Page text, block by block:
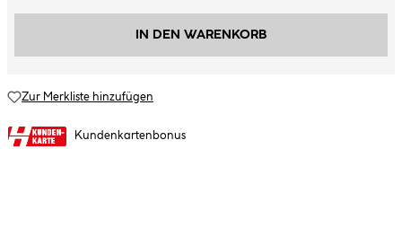
IN DEN WARENKORB
Zur Merkliste hinzufügen
Kundenkartenbonus